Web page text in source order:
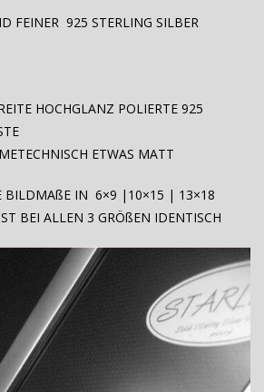
FEINER 925 STERLING SILBER
HOCHGLANZ POLIERTE 925
ETWAS MATT
BILDMAßE IN 6×9 |10×15 | 13×18
BEI ALLEN 3 GRÖßEN IDENTISCH